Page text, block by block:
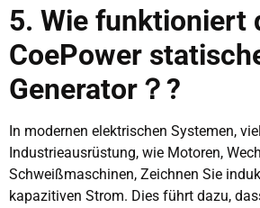
5. Wie funktioniert
CoePower
Generator？?
In modernen elektrischen Systemen,
Industrieausrüstung, wie Motoren,
Schweißmaschinen, Zeichnen Sie
kapazitiven Strom. Dies führt dazu,